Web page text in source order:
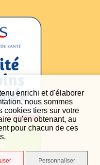
enrichi et d'élaborer
nous sommes
cookies tiers sur votre
qu'en obtenant, au
pour chacun de ces
Personnaliser